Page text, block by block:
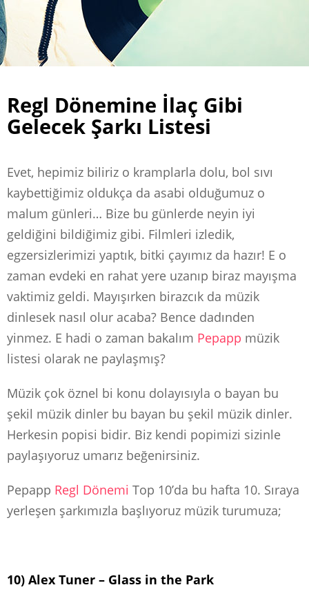
Regl Dönemine İlaç Gibi
Gelecek Şarkı Listesi
Evet, hepimiz biliriz o kramplarla dolu, bol sıvı
kaybettiğimiz oldukça da asabi olduğumuz o
malum günleri… Bize bu günlerde neyin iyi
geldiğini bildiğimiz gibi. Filmleri izledik,
egzersizlerimizi yaptık, bitki çayımız da hazır! E o
zaman evdeki en rahat yere uzanıp biraz mayışma
vaktimiz geldi. Mayışırken birazcık da müzik
dinlesek nasıl olur acaba? Bence dadınden
yinmez. E hadi o zaman bakalım Pepapp müzik
listesi olarak ne paylaşmış?
Müzik çok öznel bi konu dolayısıyla o bayan bu
şekil müzik dinler bu bayan bu şekil müzik dinler.
Herkesin popisi bidir. Biz kendi popimizi sizinle
paylaşıyoruz umarız beğenirsiniz.
Pepapp Regl Dönemi Top 10’da bu hafta 10. Sıraya
yerleşen şarkımızla başlıyoruz müzik turumuza;
10) Alex Tuner – Glass in the Park